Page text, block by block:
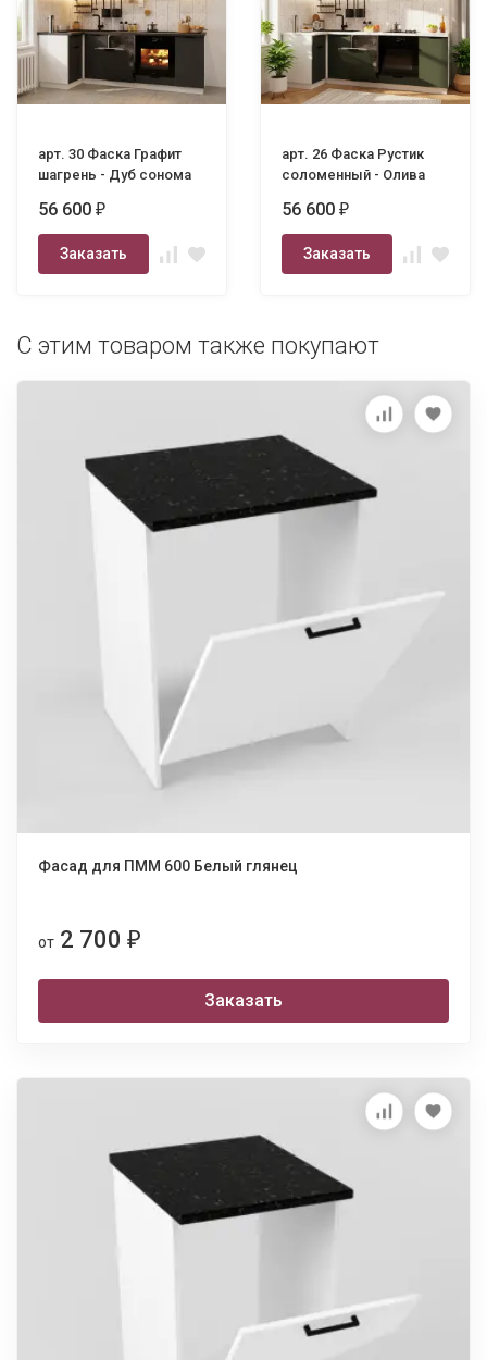
арт. 30 Фаска Графит
шагрень - Дуб сонома
56 600 ₽
Заказать
арт. 26 Фаска Рустик
соломенный - Олива
56 600 ₽
Заказать
С этим товаром также покупают
Фасад для ПММ 600 Белый глянец
от 2 700 ₽
Заказать